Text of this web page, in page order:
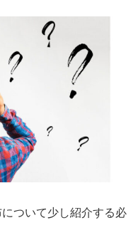
ついて少し紹介する必